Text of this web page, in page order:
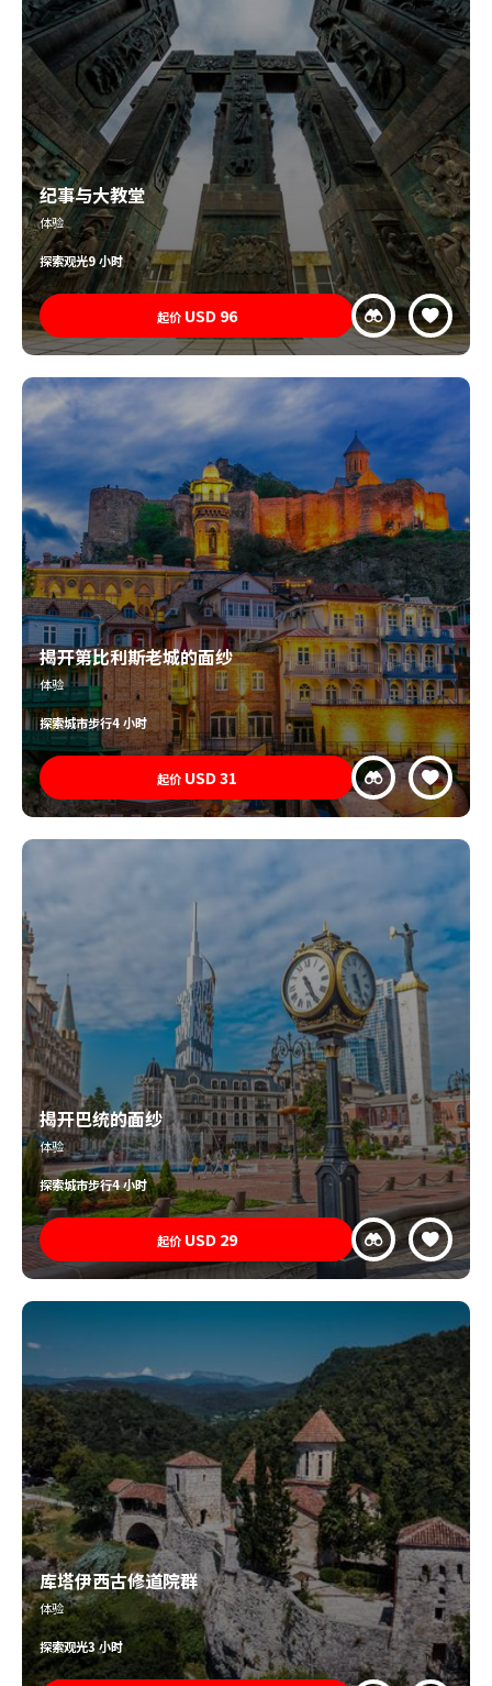
纪事与大教堂
体验
探索观光9 小时
起价 USD 96
揭开第比利斯老城的面纱
体验
探索城市步行4 小时
起价 USD31
揭开巴统的面纱
体验
探索城市步行4 小时
起价 USD 29
库塔伊西古修道院群
体验
探索观光3 小时